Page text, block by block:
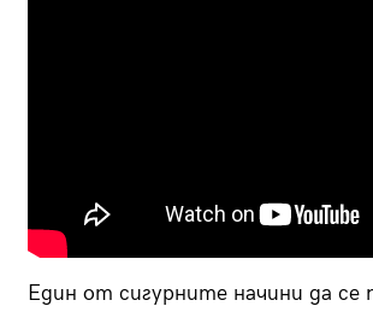
Един от сигурните начини да